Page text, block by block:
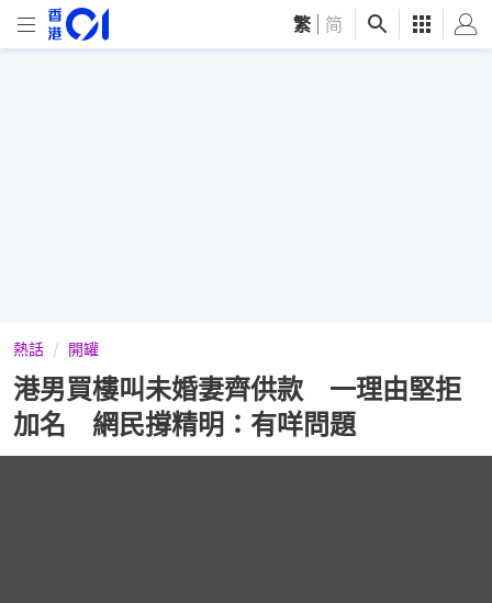
繁 简
熱話 開罐
港男買樓叫未婚妻齊供款 一理由堅拒
加名 網民撐精明：有咩問題